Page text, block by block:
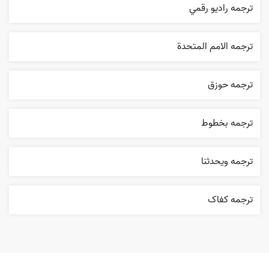
ترجمه راديو رقمي
ترجمه الامم المتحدة
ترجمه حوزق
ترجمه بخطوط
ترجمه ويحدثنا
ترجمه کفاک